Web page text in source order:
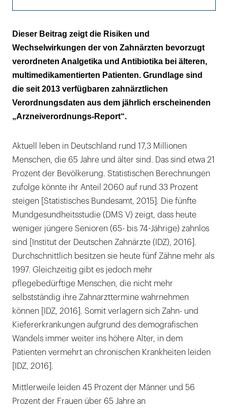
Analgetika in der Zahnmedizin
Antibiotika in der Zahnmedizin
Synopse
Literaturliste
Dieser Beitrag zeigt die Risiken und
Wechselwirkungen der von Zahnärzten bevorzugt
verordneten Analgetika und Antibiotika bei älteren,
multimedikamentierten Patienten. Grundlage sind
die seit 2013 verfügbaren zahnärztlichen
Verordnungsdaten aus dem jährlich erscheinenden
„Arzneiverordnungs-Report“.
Aktuell leben in Deutschland rund 17,3 Millionen
Menschen, die 65 Jahre und älter sind. Das sind etwa 21
Prozent der Bevölkerung. Statistischen Berechnungen
zufolge könnte ihr Anteil 2060 auf rund 33 Prozent
steigen [Statistisches Bundesamt, 2015]. Die fünfte
Mundgesundheitsstudie (DMS V) zeigt, dass heute
weniger jüngere Senioren (65- bis 74-Jährige) zahnlos
sind [Institut der Deutschen Zahnärzte (IDZ), 2016].
Durchschnittlich besitzen sie heute fünf Zähne mehr als
1997. Gleichzeitig gibt es jedoch mehr
pflegebedürftige Menschen, die nicht mehr
selbstständig ihre Zahnarzttermine wahrnehmen
können [IDZ, 2016]. Somit verlagern sich Zahn- und
Kiefererkrankungen aufgrund des demografischen
Wandels immer weiter ins höhere Alter, in dem
Patienten vermehrt an chronischen Krankheiten leiden
[IDZ, 2016].
Mittlerweile leiden 45 Prozent der Männer und 56
Prozent der Frauen über 65 Jahre an